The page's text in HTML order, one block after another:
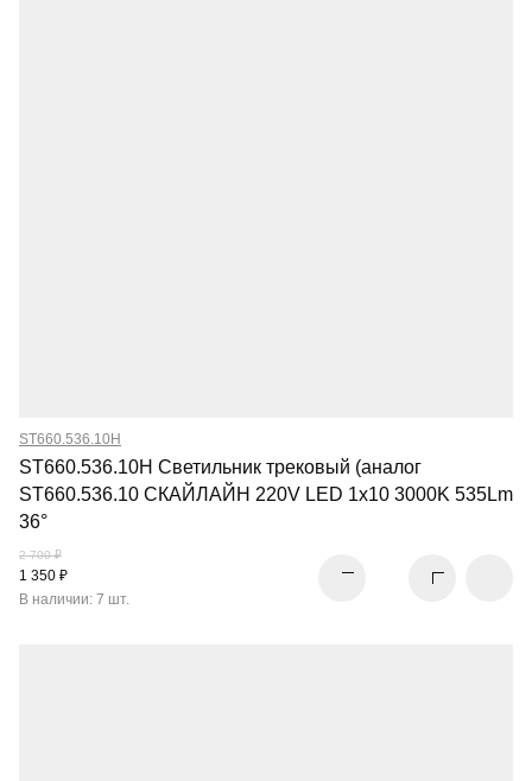
ST660.536.10H
ST660.536.10H Светильник трековый (аналог
ST660.536.10 СКАЙЛАЙН 220V LED 1x10 3000K 535Lm
36°
2 700 ₽
1 350 ₽
В наличии: 7 шт.